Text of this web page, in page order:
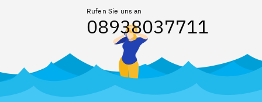
Rufen Sie uns an
08938037711